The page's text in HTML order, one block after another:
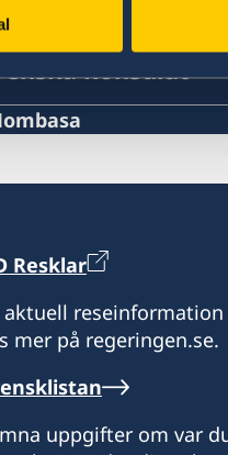
konsulat
Floor Oriental Building
Road
41 2226518
Resklar
aktuell
mer på regeringen.se.
uppgifter om var